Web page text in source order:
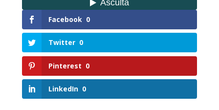
Facebook 0
Twitter 0
Pinterest 0
LinkedIn 0